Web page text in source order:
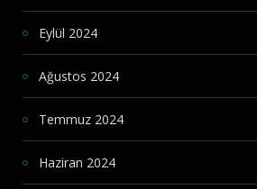
Eylül 2024
Ağustos 2024
Temmuz 2024
Haziran 2024